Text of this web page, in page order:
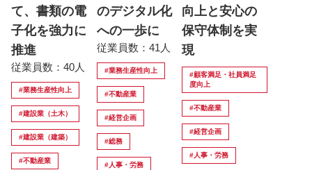
て、書類の電
子化を強力に
推進
従業員数：40人
#業務生産性向上
#建設業（土木）
#建設業（建築）
#不動産業
のデジタル化
への一歩に
従業員数：41人
#業務生産性向上
#不動産業
#経営企画
#総務
#人事・労務
向上と安心の
保守体制を実
現
#顧客満足・社員満足
度向上
#不動産業
#経営企画
#人事・労務